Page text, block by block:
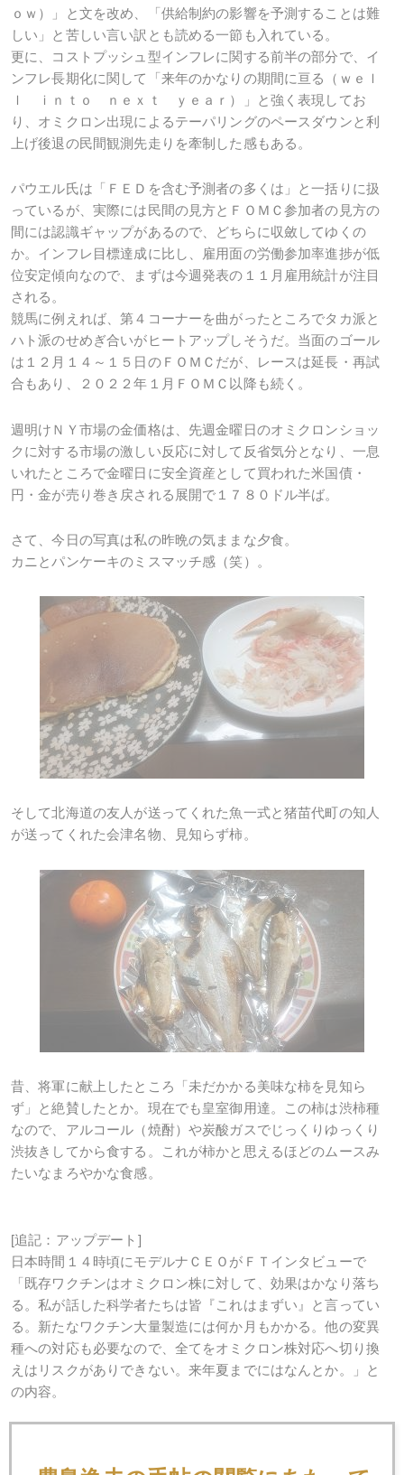
ｏｗ）」と文を改め、「供給制約の影響を予測することは難
しい」と苦しい言い訳とも読める一節も入れている。
更に、コストプッシュ型インフレに関する前半の部分で、イ
ンフレ長期化に関して「来年のかなりの期間に亘る（ｗｅｌ
ｌ ｉｎｔｏ ｎｅｘｔ ｙｅａｒ）」と強く表現してお
り、オミクロン出現によるテーパリングのペースダウンと利
上げ後退の民間観測先走りを牽制した感もある。
パウエル氏は「ＦＥＤを含む予測者の多くは」と一括りに扱
っているが、実際には民間の見方とＦＯＭＣ参加者の見方の
間には認識ギャップがあるので、どちらに収斂してゆくの
か。インフレ目標達成に比し、雇用面の労働参加率進捗が低
位安定傾向なので、まずは今週発表の１１月雇用統計が注目
される。
競馬に例えれば、第４コーナーを曲がったところでタカ派と
ハト派のせめぎ合いがヒートアップしそうだ。当面のゴール
は１２月１４～１５日のＦＯＭＣだが、レースは延長・再試
合もあり、２０２２年１月ＦＯＭＣ以降も続く。
週明けＮＹ市場の金価格は、先週金曜日のオミクロンショッ
クに対する市場の激しい反応に対して反省気分となり、一息
いれたところで金曜日に安全資産として買われた米国債・
円・金が売り巻き戻される展開で１７８０ドル半ば。
さて、今日の写真は私の昨晩の気ままな夕食。
カニとパンケーキのミスマッチ感（笑）。
そして北海道の友人が送ってくれた魚一式と猪苗代町の知人
が送ってくれた会津名物、見知らず柿。
昔、将軍に献上したところ「未だかかる美味な柿を見知ら
ず」と絶賛したとか。現在でも皇室御用達。この柿は渋柿種
なので、アルコール（焼酎）や炭酸ガスでじっくりゆっくり
渋抜きしてから食する。これが柿かと思えるほどのムースみ
たいなまろやかな食感。
[追記：アップデート ]
日本時間１４時頃にモデルナＣＥＯがＦＴインタビューで
「既存ワクチンはオミクロン株に対して、効果はかなり落ち
る。私が話した科学者たちは皆『これはまずい』と言ってい
る。新たなワクチン大量製造には何か月もかかる。他の変異
種への対応も必要なので、全てをオミクロン株対応へ切り換
えはリスクがありできない。来年夏までにはなんとか。」と
の内容。